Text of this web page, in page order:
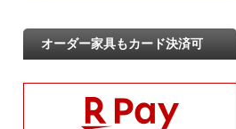
オーダー家具もカード決済可